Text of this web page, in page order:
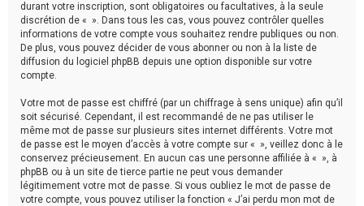
durant votre inscription, sont obligatoires ou facultatives, à la seule
discrétion de « ». Dans tous les cas, vous pouvez contrôler quelles
informations de votre compte vous souhaitez rendre publiques ou non.
De plus, vous pouvez décider de vous abonner ou non à la liste de
diffusion du logiciel phpBB depuis une option disponible sur votre
compte.
Votre mot de passe est chiffré (par un chiffrage à sens unique) afin qu’il
soit sécurisé. Cependant, il est recommandé de ne pas utiliser le
même mot de passe sur plusieurs sites internet différents. Votre mot
de passe est le moyen d’accès à votre compte sur « », veillez donc à le
conservez précieusement. En aucun cas une personne affiliée à « », à
phpBB ou à un site de tierce partie ne peut vous demander
légitimement votre mot de passe. Si vous oubliez le mot de passe de
votre compte, vous pouvez utiliser la fonction « J’ai perdu mon mot de